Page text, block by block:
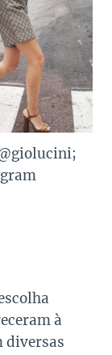
à
diversas